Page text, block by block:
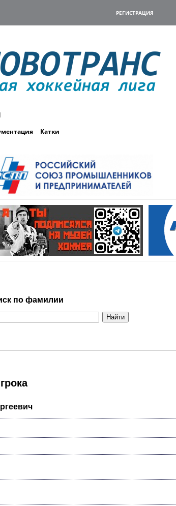
РЕГИСТРАЦИЯ
Катки
по фамилии